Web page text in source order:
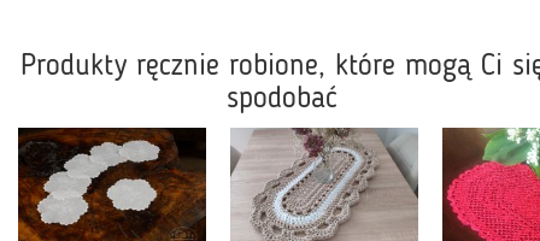
Produkty ręcznie robione, które mogą Ci
spodobać